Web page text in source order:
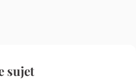
sujet